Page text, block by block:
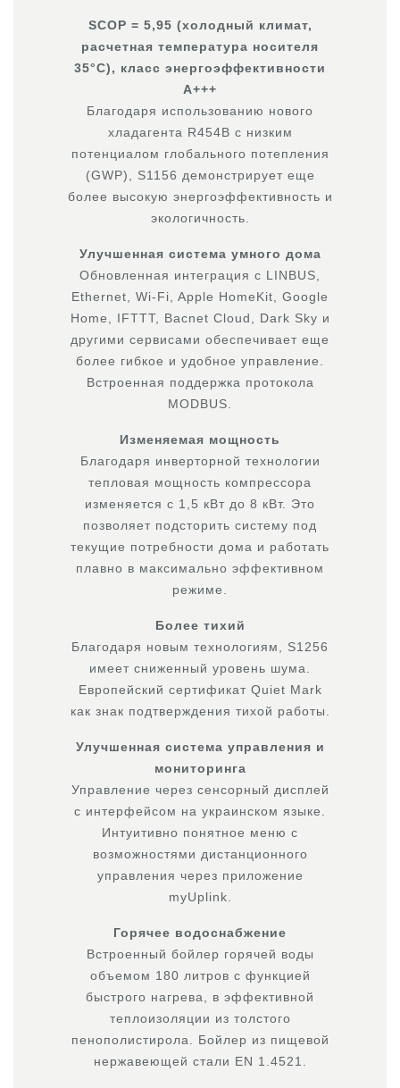
SCOP = 5,95 (холодный климат,
расчетная температура носителя
35°C), класс энергоэффективности
A+++
Благодаря использованию нового
хладагента R454B с низким
потенциалом глобального потепления
(GWP), S1156 демонстрирует еще
более высокую энергоэффективность и
экологичность.
Улучшенная система умного дома
Обновленная интеграция с LINBUS,
Ethernet, Wi-Fi, Apple HomeKit, Google
Home, IFTTT, Bacnet Cloud, Dark Sky и
другими сервисами обеспечивает еще
более гибкое и удобное управление.
Встроенная поддержка протокола
MODBUS.
Изменяемая мощность
Благодаря инверторной технологии
тепловая мощность компрессора
изменяется с 1,5 кВт до 8 кВт. Это
позволяет подсторить систему под
текущие потребности дома и работать
плавно в максимально эффективном
режиме.
Более тихий
Благодаря новым технологиям, S1256
имеет сниженный уровень шума.
Европейский сертификат Quiet Mark
как знак подтверждения тихой работы.
Улучшенная система управления и
мониторинга
Управление через сенсорный дисплей
с интерфейсом на украинском языке.
Интуитивно понятное меню с
возможностями дистанционного
управления через приложение
myUplink.
Горячее водоснабжение
Встроенный бойлер горячей воды
объемом 180 литров с функцией
быстрого нагрева, в эффективной
теплоизоляции из толстого
пенополистирола. Бойлер из пищевой
нержавеющей стали EN 1.4521.